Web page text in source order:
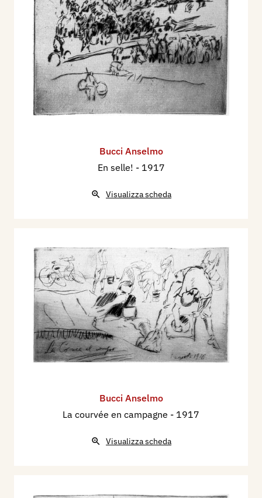
Bucci Anselmo
En selle! - 1917
Visualizza scheda
Bucci Anselmo
La courvée en campagne - 1917
Visualizza scheda